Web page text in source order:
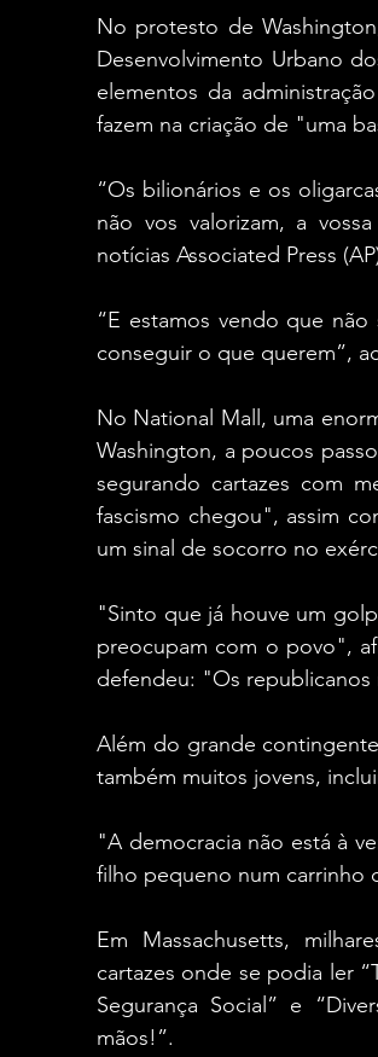
No protesto de
Desenvolvimento Urbano
elementos da
fazem na criação de "uma
“Os bilionários e os
não vos valorizam, a
notícias Associated Press
“E estamos vendo que
conseguir o que querem”,
No National Mall, uma
Washington, a poucos
segurando cartazes com
fascismo chegou", assim
um sinal de socorro no
"Sinto que já houve um
preocupam com o povo",
defendeu: "Os
Além do grande
também muitos jovens,
"A democracia não está à
filho pequeno num carrinho
Em Massachusetts,
cartazes onde se podia ler
Segurança Social” e
mãos!”.